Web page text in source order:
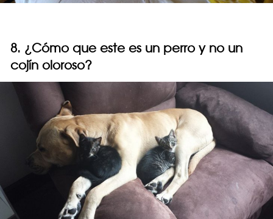
8. ¿Cómo que este es un perro y no un
cojín oloroso?